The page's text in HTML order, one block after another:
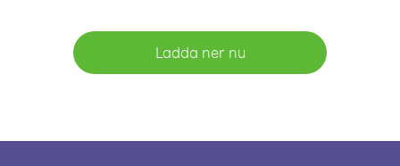
Ladda ner nu